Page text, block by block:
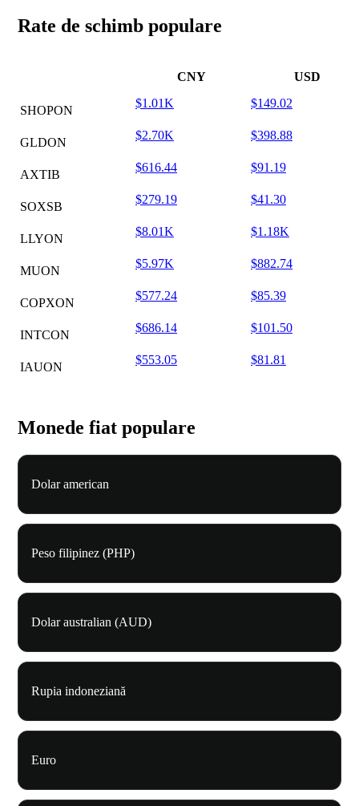
Rate de schimb populare
CNY USD
SHOPON
$1.01K $149.02
GLDON
$2.70K $398.88
AXTIB
$616.44 $91.19
SOXSB
$279.19 $41.30
LLYON
$8.01K $1.18K
MUON
$5.97K $882.74
COPXON
$577.24 $85.39
INTCON
$686.14 $101.50
IAUON
$553.05 $81.81
Monede fiat populare
Dolar american
Peso filipinez (PHP)
Dolar australian (AUD)
Rupia indoneziană
Euro